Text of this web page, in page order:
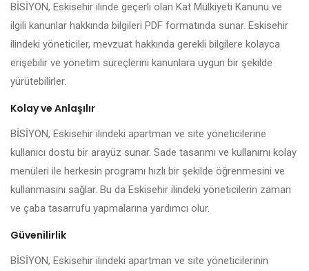
BİSİYON, Eskisehir ilinde geçerli olan Kat Mülkiyeti Kanunu ve
ilgili kanunlar hakkında bilgileri PDF formatında sunar. Eskisehir
ilindeki yöneticiler, mevzuat hakkında gerekli bilgilere kolayca
erişebilir ve yönetim süreçlerini kanunlara uygun bir şekilde
yürütebilirler.
Kolay ve Anlaşılır
BİSİYON, Eskisehir ilindeki apartman ve site yöneticilerine
kullanıcı dostu bir arayüz sunar. Sade tasarımı ve kullanımı kolay
menüleri ile herkesin programı hızlı bir şekilde öğrenmesini ve
kullanmasını sağlar. Bu da Eskisehir ilindeki yöneticilerin zaman
ve çaba tasarrufu yapmalarına yardımcı olur.
Güvenilirlik
BİSİYON, Eskisehir ilindeki apartman ve site yöneticilerinin